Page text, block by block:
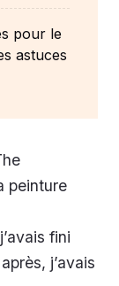
pour le
astuces
peinture
fini
j’avais